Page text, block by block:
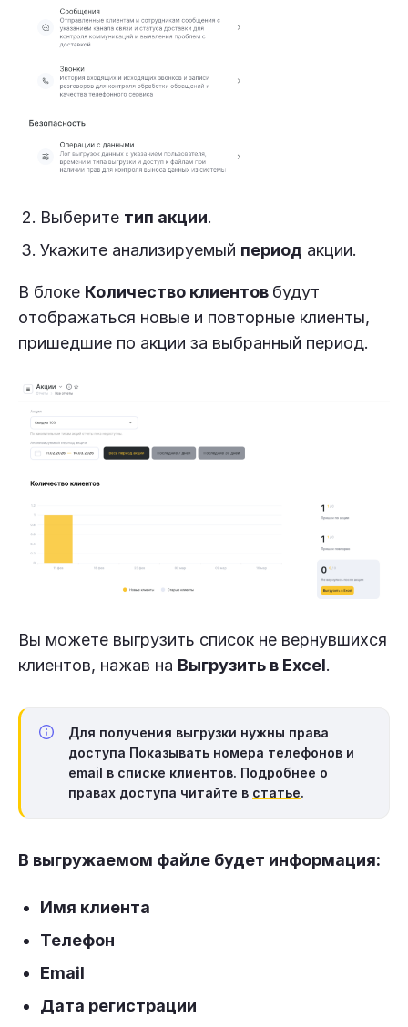
Выберите тип акции.
Укажите анализируемый период акции.
В блоке Количество клиентов будут
отображаться новые и повторные клиенты,
пришедшие по акции за выбранный период.
Вы можете выгрузить список не вернувшихся
клиентов, нажав на Выгрузить в Excel.
Для получения выгрузки нужны права
доступа Показывать номера телефонов и
email в списке клиентов. Подробнее о
правах доступа читайте в статье.
В выгружаемом файле будет информация:
Имя клиента
Телефон
Email
Дата регистрации